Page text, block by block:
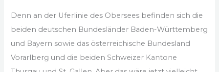
Denn an der Uferlinie des Obersees befinden sich die
beiden deutschen Bundesländer Baden-Württemberg
und Bayern sowie das österreichische Bundesland
Vorarlberg und die beiden Schweizer Kantone